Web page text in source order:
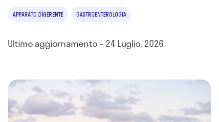
APPARATO DIGERENTE GASTROENTEROLOGIA
Ultimo aggiornamento – 24 Luglio, 2026